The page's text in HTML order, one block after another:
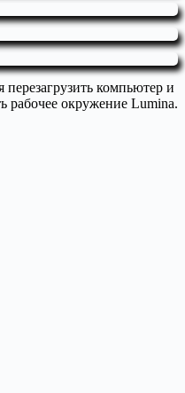
перезагрузить компьютер и
рабочее окружение Lumina.